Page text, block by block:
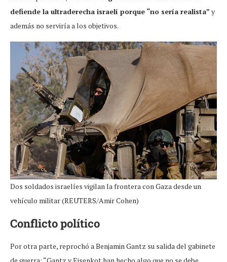
defiende la ultraderecha israelí porque “no sería realista” y
además no serviría a los objetivos.
Dos soldados israelíes vigilan la frontera con Gaza desde un
vehículo militar (REUTERS/Amir Cohen)
Conflicto político
Por otra parte, reprochó a Benjamin Gantz su salida del gabinete